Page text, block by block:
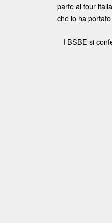
parte al tour
che lo ha
I BSBE si